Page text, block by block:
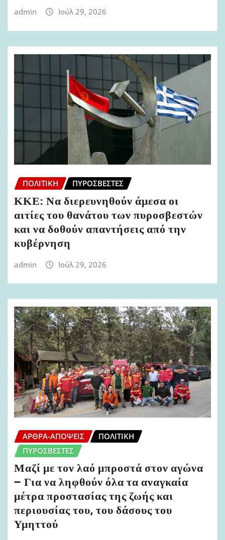
admin Ιούλ 29, 2026
ΠΟΛΙΤΙΚΉ ΠΥΡΟΣΒΈΣΤΕΣ
ΚΚΕ: Να διερευνηθούν άμεσα οι
αιτίες του θανάτου των πυροσβεστών
και να δοθούν απαντήσεις από την
κυβέρνηση
admin Ιούλ 29, 2026
ΆΡΘΡΑ-ΑΠΌΨΕΙΣ
ΠΟΛΙΤΙΚΉ
ΠΥΡΟΣΒΈΣΤΕΣ
Μαζί με τον λαό μπροστά στον αγώνα
– Για να ληφθούν όλα τα αναγκαία
μέτρα προστασίας της ζωής και
περιουσίας του, του δάσους του
Υμηττού